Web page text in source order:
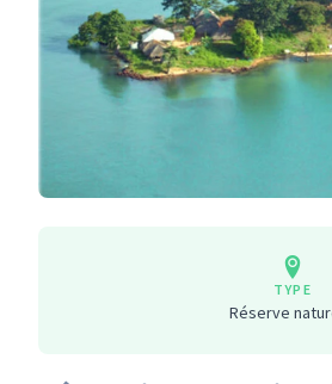
TYPE
Réserve